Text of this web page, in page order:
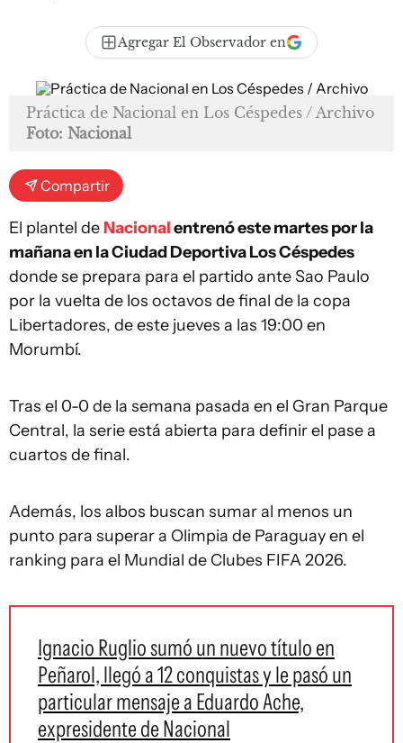
Agregar El Observador en
Práctica de Nacional en Los Céspedes / Archivo
Foto: Nacional
Compartir
El plantel de Nacionalentrenó este martes por la
mañana en la Ciudad Deportiva Los Céspedes
donde se prepara para el partido ante Sao Paulo
por la vuelta de los octavos de final de la copa
Libertadores, de este jueves a las 19:00 en
Morumbí.
Tras el 0-0 de la semana pasada en el Gran Parque
Central, la serie está abierta para definir el pase a
cuartos de final.
Además, los albos buscan sumar al menos un
punto para superar a Olimpia de Paraguay en el
ranking para el Mundial de Clubes FIFA 2026.
Ignacio Ruglio sumó un nuevo título en
Peñarol, llegó a 12 conquistas y le pasó un
particular mensaje a Eduardo Ache,
expresidente de Nacional